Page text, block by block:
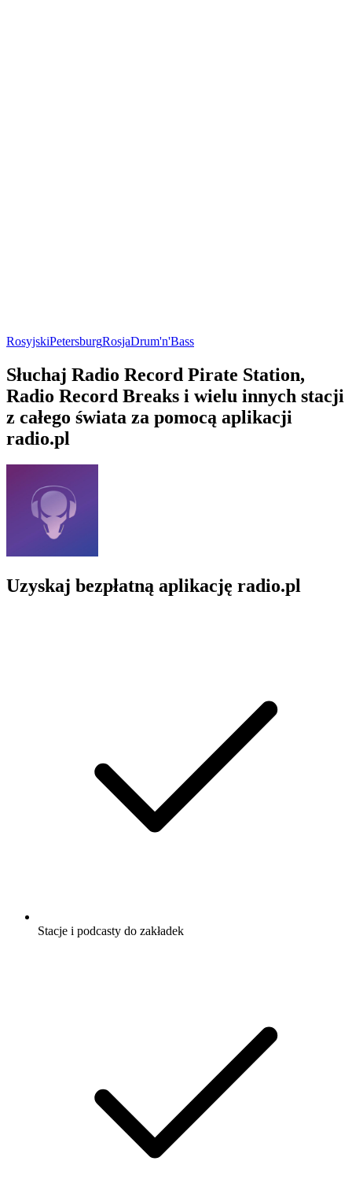
RosyjskiPetersburgRosjaDrum'n'Bass
Słuchaj Radio Record Pirate Station,
Radio Record Breaks i wielu innych stacji
z całego świata za pomocą aplikacji
radio.pl
Uzyskaj bezpłatną aplikację radio.pl
Stacje i podcasty do zakładek